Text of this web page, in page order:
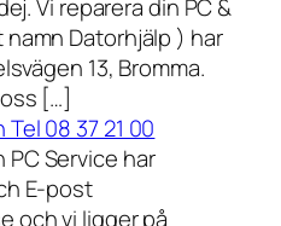
Vi reparera din PC &
Datorhjälp ) har
13, Bromma.
[…]
08 37 21 00
PC Service har
E-post
och vi ligger på